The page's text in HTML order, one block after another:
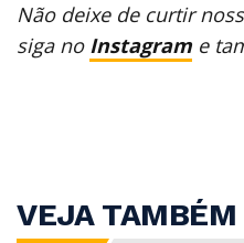
Não deixe de curtir
siga no Instagram e
VEJA TAMBÉM